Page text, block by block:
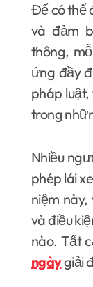
Để có thể điều khiển phương tiện hợp pháp
và đảm
thông,
ứng đầy
pháp
trong
Nhiều
phép lái
niệm
và điều
nào. Tất
ngàygiải